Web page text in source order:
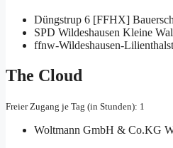
Düngstrup 6 [FFHX]
SPD Wildeshausen Kleine
ffnw-Wildeshausen-
The Cloud
Freier Zugang je Tag (in Stunden): 1
Woltmann GmbH & Co.KG